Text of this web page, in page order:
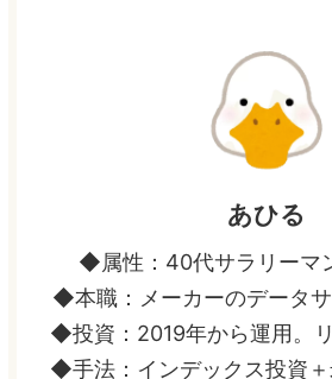
あひる
◆属性：40代サラリーマ
◆本職：メーカーのデータ
◆投資：2019年から運用。
◆手法：インデックス投資